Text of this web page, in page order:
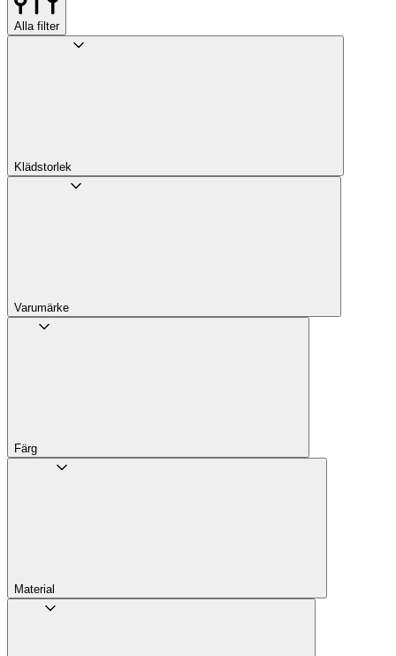
Alla filter
Klädstorlek
Varumärke
Färg
Material